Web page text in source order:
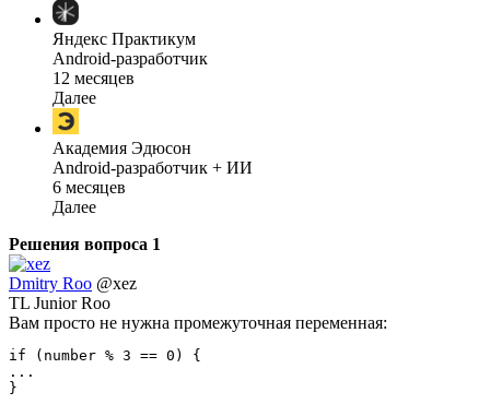
Яндекс Практикум
Android-разработчик
12 месяцев
Далее
Академия Эдюсон
Android-разработчик + ИИ
6 месяцев
Далее
Решения вопроса 1
Dmitry Roo @xez
TL Junior Roo
Вам просто не нужна промежуточная переменная:
if (number % 3 == 0) {
...
}